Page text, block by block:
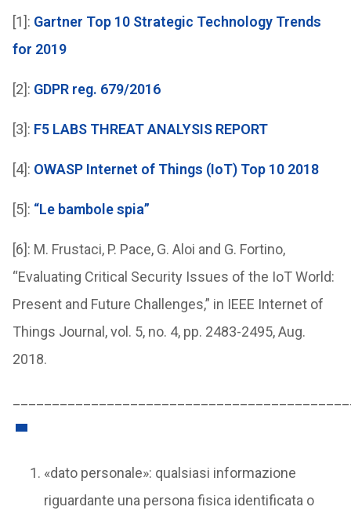
[1]: Gartner Top 10 Strategic Technology Trends
for 2019
[2]: GDPR reg. 679/2016
[3]: F5 LABS THREAT ANALYSIS REPORT
[4]: OWASP Internet of Things (IoT) Top 10 2018
[5]: “Le bambole spia”
[6]: M. Frustaci, P. Pace, G. Aloi and G. Fortino,
“Evaluating Critical Security Issues of the IoT World:
Present and Future Challenges,” in IEEE Internet of
Things Journal, vol. 5, no. 4, pp. 2483-2495, Aug.
2018.
«dato personale»: qualsiasi informazione
riguardante una persona fisica identificata o